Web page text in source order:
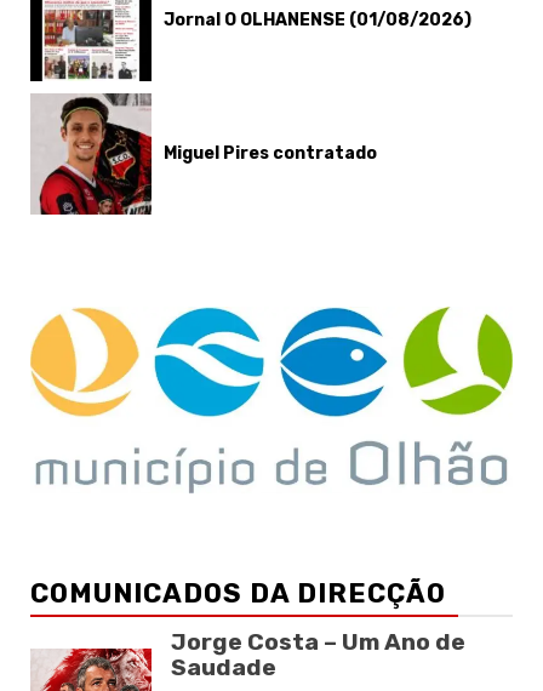
Jornal O OLHANENSE (01/08/2026)
Miguel Pires contratado
COMUNICADOS DA DIRECÇÃO
Jorge Costa – Um Ano de
Saudade